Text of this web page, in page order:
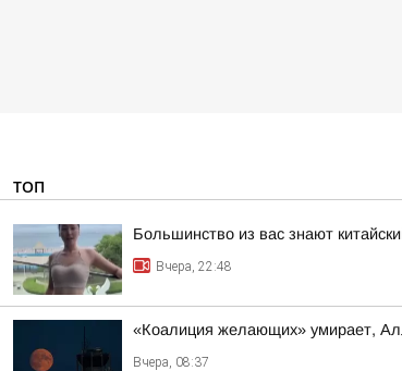
ТОП
Большинство из вас знают
Вчера, 22:48
«Коалиция желающих» умирает,
Вчера, 08:37